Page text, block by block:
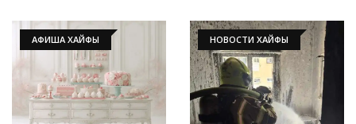
АФИША ХАЙФЫ НОВОСТИ ХАЙФЫ